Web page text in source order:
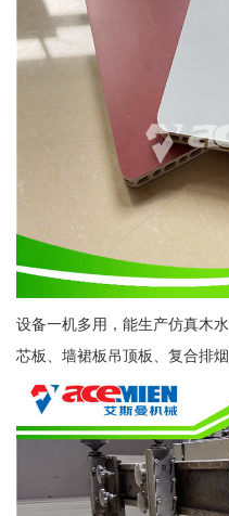
设备一机多用，能生产仿真木
芯板、墙裙板吊顶板、复合排烟